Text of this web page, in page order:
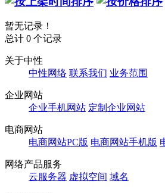
暂无记录！
总计 0 个记录
关于中性
中性网络 联系我们 业务范围
企业网站
企业手机网站 定制企业网站
电商网站
电商网站PC版 电商网站手机版
网络产品服务
云服务器 虚拟空间 域名